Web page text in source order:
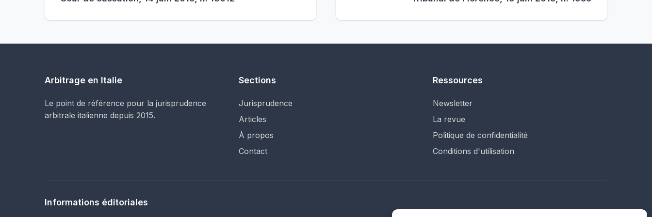
Arbitrage en Italie
Le point de référence pour la jurisprudence
arbitrale italienne depuis 2015.
Sections
Jurisprudence
Articles
À propos
Contact
Ressources
Newsletter
La revue
Politique de confidentialité
Conditions d'utilisation
Informations éditoriales